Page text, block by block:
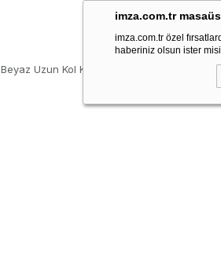
imza.com.tr
imza.com.tr özel
haberiniz olsun ister
Beyaz Uzun Kol Kareli Desen Bez Ayağı